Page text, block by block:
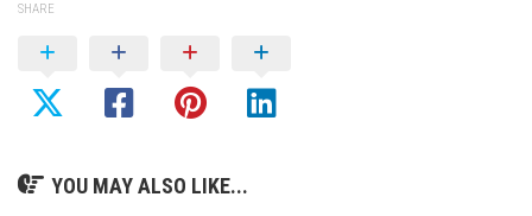
SHARE
YOU MAY ALSO LIKE...